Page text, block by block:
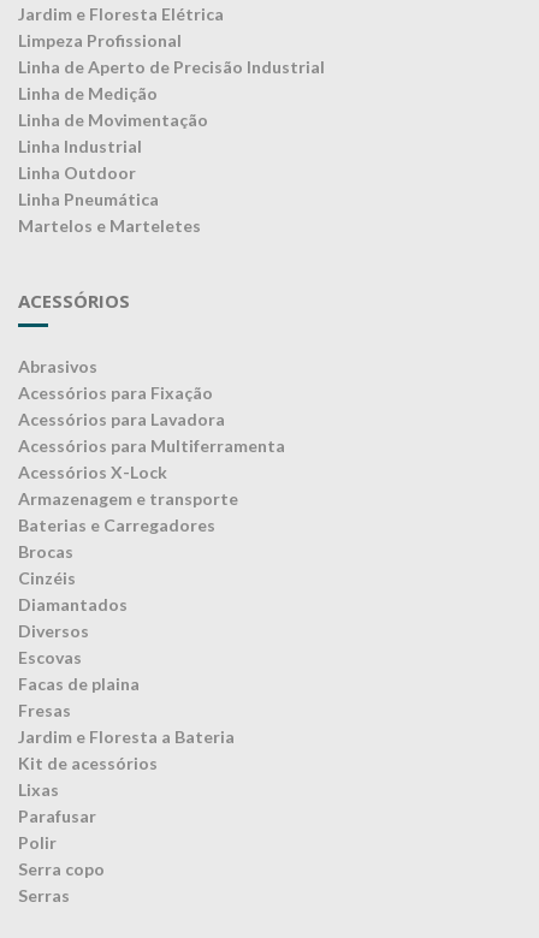
Jardim e Floresta Elétrica
Limpeza Profissional
Linha de Aperto de Precisão Industrial
Linha de Medição
Linha de Movimentação
Linha Industrial
Linha Outdoor
Linha Pneumática
Martelos e Marteletes
ACESSÓRIOS
Abrasivos
Acessórios para Fixação
Acessórios para Lavadora
Acessórios para Multiferramenta
Acessórios X-Lock
Armazenagem e transporte
Baterias e Carregadores
Brocas
Cinzéis
Diamantados
Diversos
Escovas
Facas de plaina
Fresas
Jardim e Floresta a Bateria
Kit de acessórios
Lixas
Parafusar
Polir
Serra copo
Serras